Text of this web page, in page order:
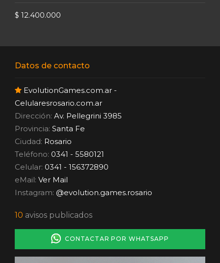
$ 12.400.000
Datos de contacto
EvolutionGames.com.ar -
Celularesrosario.com.ar
Dirección: Av. Pellegrini 3985
Provincia: Santa Fe
Ciudad: Rosario
Teléfono: 0341 - 5580121
Celular: 0341 - 156372890
eMail: Ver Mail
Instagram: @evolution.games.rosario
10 avisos publicados
CONTACTAR POR WHATSAPP